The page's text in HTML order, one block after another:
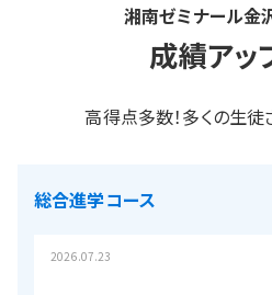
湘南ゼミナール金
成績アッ
高得点多数！多くの生徒
総合進学コース
2026.07.23